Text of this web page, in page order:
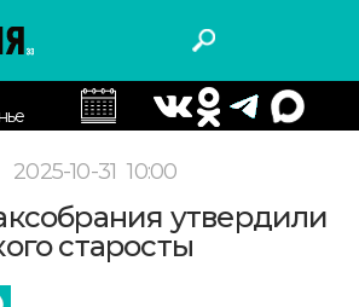
2025-10-31 10:00
утвердили
старосты